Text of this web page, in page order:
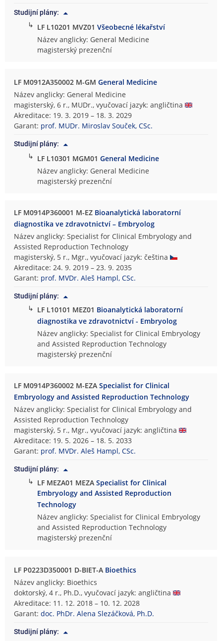
Studijní plány:
↳ LF L10201 MVZ01Všeobecné lékařství
Název anglicky: General Medicine
magisterský prezenční
LF M0912A350002 M-GMGeneral Medicine
Název anglicky: General Medicine
magisterský, 6 r., MUDr., vyučovací jazyk: angličtina
Akreditace: 19. 3. 2019 – 18. 3. 2029
Garant: prof. MUDr. Miroslav Souček, CSc.
Studijní plány:
↳ LF L10301 MGM01General Medicine
Název anglicky: General Medicine
magisterský prezenční
LF M0914P360001 M-EZ Bioanalytická laboratorní
diagnostika ve zdravotnictví – Embryolog
Název anglicky: Specialist for Clinical Embryology and
Assisted Reproduction Technology
magisterský, 5 r., Mgr., vyučovací jazyk: čeština
Akreditace: 24. 9. 2019 – 23. 9. 2035
Garant: prof. MVDr. Aleš Hampl, CSc.
Studijní plány:
↳ LF L10101 MEZ01 Bioanalytická laboratorní
diagnostika ve zdravotnictví - Embryolog
Název anglicky: Specialist for Clinical Embryology
and Assisted Reproduction Technology
magisterský prezenční
LF M0914P360002 M-EZASpecialist for Clinical
Embryology and Assisted Reproduction Technology
Název anglicky: Specialist for Clinical Embryology and
Assisted Reproduction Technology
magisterský, 5 r., Mgr., vyučovací jazyk: angličtina
Akreditace: 19. 5. 2026 – 18. 5. 2033
Garant: prof. MVDr. Aleš Hampl, CSc.
Studijní plány:
↳ LF MEZA01 MEZASpecialist for Clinical
Embryology and Assisted Reproduction
Technology
Název anglicky: Specialist for Clinical Embryology
and Assisted Reproduction Technology
magisterský prezenční
LF P0223D350001 D-BIET-A Bioethics
Název anglicky: Bioethics
doktorský, 4 r., Ph.D., vyučovací jazyk: angličtina
Akreditace: 11. 12. 2018 – 10. 12. 2028
Garant:doc. PhDr. Alena Slezáčková, Ph.D.
Studijní plány: